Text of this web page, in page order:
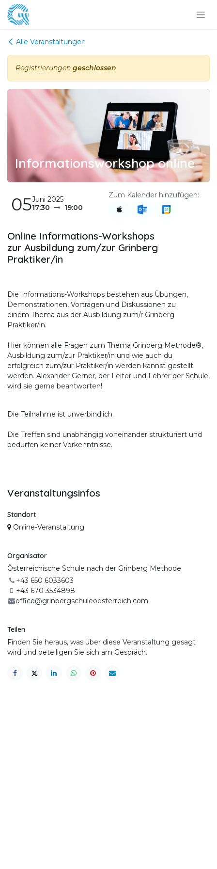
Zum Inhalt springen
Alle Veranstaltungen
Registrierungen geschlossen
Informationsworkshop online
05Juni 2025
17:30
19:00
Zum Kalender hinzufügen:
Online Informations-Workshops
zur Ausbildung zum/zur Grinberg
Praktiker/in
Die Informations-Workshops bestehen aus Übungen,
Demonstrationen, Vorträgen und Diskussionen zu
einem Thema aus der Ausbildung zum/r Grinberg
Praktiker/in.
Hier können alle Fragen zum Thema Grinberg Methode®,
Ausbildung zum/zur Praktiker/in und wie auch du
erfolgreich zum/zur Praktiker/in werden kannst gestellt
werden. Alexander Gerner, der Leiter und Lehrer der Schule,
wird sie gerne beantworten!
Die Teilnahme ist unverbindlich.
Die Treffen sind unabhängig voneinander strukturiert und
bedürfen keiner Vorkenntnisse.
Veranstaltungsinfos
Standort
Online-Veranstaltung
Organisator
Österreichische Schule nach der Grinberg Methode
+43 650 6033603
+43 670 3534898
office@grinbergschuleoesterreich.com
Teilen
Finden Sie heraus, was über diese Veranstaltung gesagt
wird und beteiligen Sie sich am Gespräch.